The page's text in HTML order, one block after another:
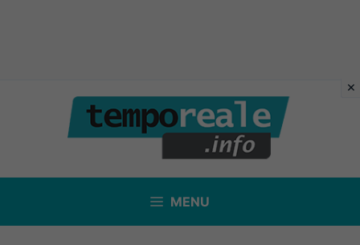
contenuto
MENU